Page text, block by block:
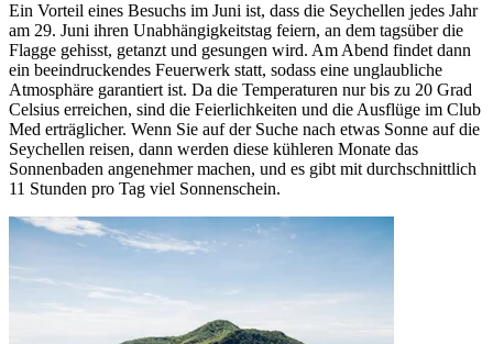
Ein Vorteil eines Besuchs im Juni ist, dass die Seychellen jedes Jahr
am 29. Juni ihren Unabhängigkeitstag feiern, an dem tagsüber die
Flagge gehisst, getanzt und gesungen wird. Am Abend findet dann
ein beeindruckendes Feuerwerk statt, sodass eine unglaubliche
Atmosphäre garantiert ist. Da die Temperaturen nur bis zu 20 Grad
Celsius erreichen, sind die Feierlichkeiten und die Ausflüge im Club
Med erträglicher. Wenn Sie auf der Suche nach etwas Sonne auf die
Seychellen reisen, dann werden diese kühleren Monate das
Sonnenbaden angenehmer machen, und es gibt mit durchschnittlich
11 Stunden pro Tag viel Sonnenschein.